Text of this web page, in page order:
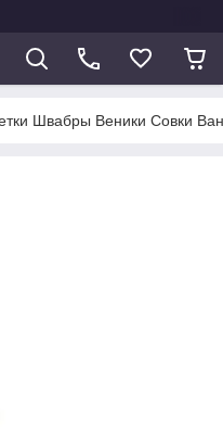
Швабры Веники Совки